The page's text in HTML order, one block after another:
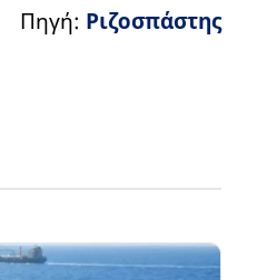
Πηγή: Ριζοσπάστης